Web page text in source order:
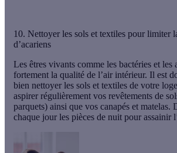
10. Nettoyer les sols et textiles pour limiter
d’acariens
Les êtres vivants comme les bactéries et les
fortement la qualité de l’air intérieur. Il est
bien nettoyer les sols et textiles de votre
aspirer régulièrement vos revêtements de
parquets) ainsi que vos canapés et matelas.
chaque jour les pièces de nuit pour assainir